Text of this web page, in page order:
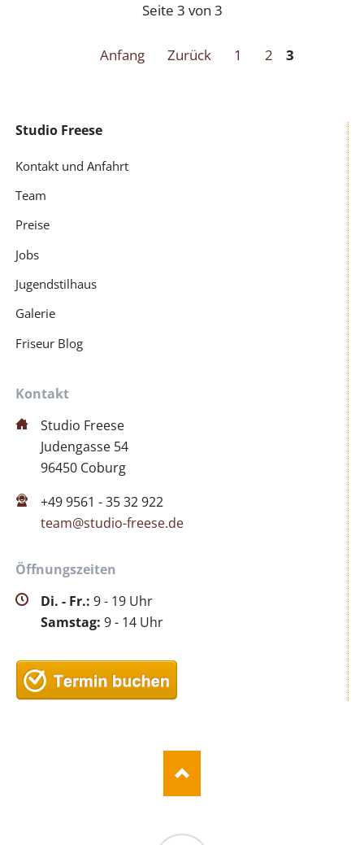
Seite 3 von 3
Anfang Zurück 1 2 3
Navigation
Studio Freese
Kontakt und Anfahrt
Team
Preise
Jobs
Jugendstilhaus
Galerie
Friseur Blog
Kontakt
Studio Freese
Judengasse 54
96450 Coburg
+49 9561 - 35 32 922
team@studio-freese.de
Öffnungszeiten
Di. - Fr.: 9 - 19 Uhr
Samstag: 9 - 14 Uhr